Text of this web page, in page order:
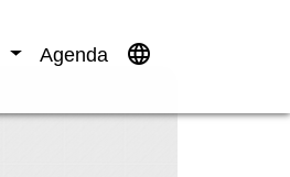
Agenda language